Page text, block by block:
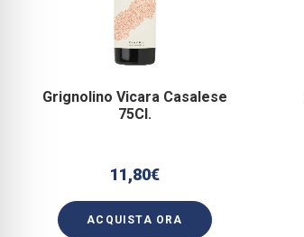
Grignolino Vicara Casalese
75Cl.
11,80€
ACQUISTA ORA